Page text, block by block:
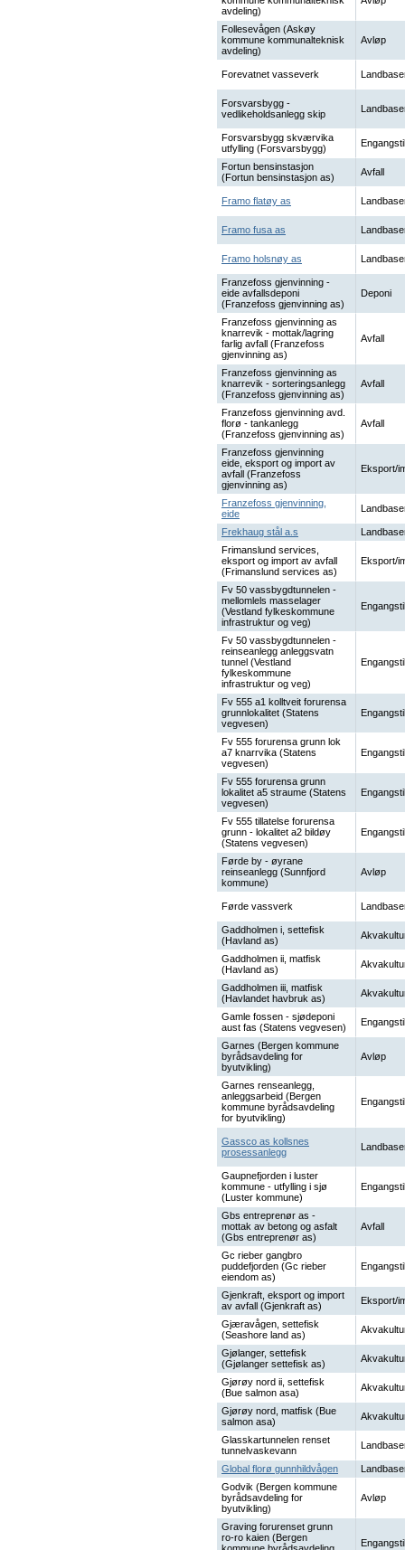
avdeling)
Follesevågen (Askøy
kommune kommunalteknisk
avdeling)
Avløp
Forevatnet vasseverk
Forsvarsbygg -
vedlikeholdsanlegg skip
Forsvarsbygg skværvika
utfylling (Forsvarsbygg)
Fortun bensinstasjon
(Fortun bensinstasjon as)
Avfall
Framo flatøy as
Framo fusa as
Framo holsnøy as
Franzefoss gjenvinning -
eide avfallsdeponi
(Franzefoss gjenvinning as)
Deponi
Franzefoss gjenvinning as
knarrevik - mottak/lagring
farlig avfall (Franzefoss
gjenvinning as)
Avfall
Franzefoss gjenvinning as
knarrevik - sorteringsanlegg
(Franzefoss gjenvinning as)
Avfall
Franzefoss gjenvinning avd.
florø - tankanlegg
(Franzefoss gjenvinning as)
Avfall
Franzefoss gjenvinning
eide, eksport og import av
avfall (Franzefoss
gjenvinning as)
Eksport/
Franzefoss gjenvinning,
eide
Frekhaug stål a.s
Frimanslund services,
eksport og import av avfall
(Frimanslund services as)
Eksport/
Fv 50 vassbygdtunnelen -
mellomlels masselager
(Vestland fylkeskommune
infrastruktur og veg)
Fv 50 vassbygdtunnelen -
reinseanlegg anleggsvatn
tunnel (Vestland
fylkeskommune
infrastruktur og veg)
Fv 555 a1 kolltveit forurensa
grunnlokalitet (Statens
vegvesen)
Fv 555 forurensa grunn lok
a7 knarrvika (Statens
vegvesen)
Fv 555 forurensa grunn
lokalitet a5 straume (Statens
vegvesen)
Fv 555 tillatelse forurensa
grunn - lokalitet a2 bildøy
(Statens vegvesen)
Førde by - øyrane
reinseanlegg (Sunnfjord
kommune)
Avløp
Førde vassverk
Gaddholmen i, settefisk
(Havland as)
Gaddholmen ii, matfisk
(Havland as)
Gaddholmen iii, matfisk
(Havlandet havbruk as)
Gamle fossen - sjødeponi
aust fas (Statens vegvesen)
Garnes (Bergen kommune
byrådsavdeling for
byutvikling)
Avløp
Garnes renseanlegg,
anleggsarbeid (Bergen
kommune byrådsavdeling
for byutvikling)
Gassco as kollsnes
prosessanlegg
Gaupnefjorden i luster
kommune - utfylling i sjø
(Luster kommune)
Gbs entreprenør as -
mottak av betong og asfalt
(Gbs entreprenør as)
Avfall
Gc rieber gangbro
puddefjorden (Gc rieber
eiendom as)
Gjenkraft, eksport og import
av avfall (Gjenkraft as)
Eksport/
Gjæravågen, settefisk
(Seashore land as)
Gjølanger, settefisk
(Gjølanger settefisk as)
Gjørøy nord ii, settefisk
(Bue salmon asa)
Gjørøy nord, matfisk (Bue
salmon asa)
Glasskartunnelen renset
tunnelvaskevann
Global florø gunnhildvågen
Godvik (Bergen kommune
byrådsavdeling for
byutvikling)
Avløp
Graving forurenset grunn
ro-ro kaien (Bergen